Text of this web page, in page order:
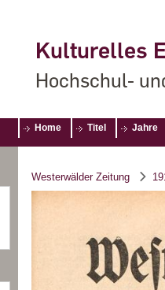
Kulturelles
Hochschul-
Home Titel Jahre
Westerwälder Zeitung